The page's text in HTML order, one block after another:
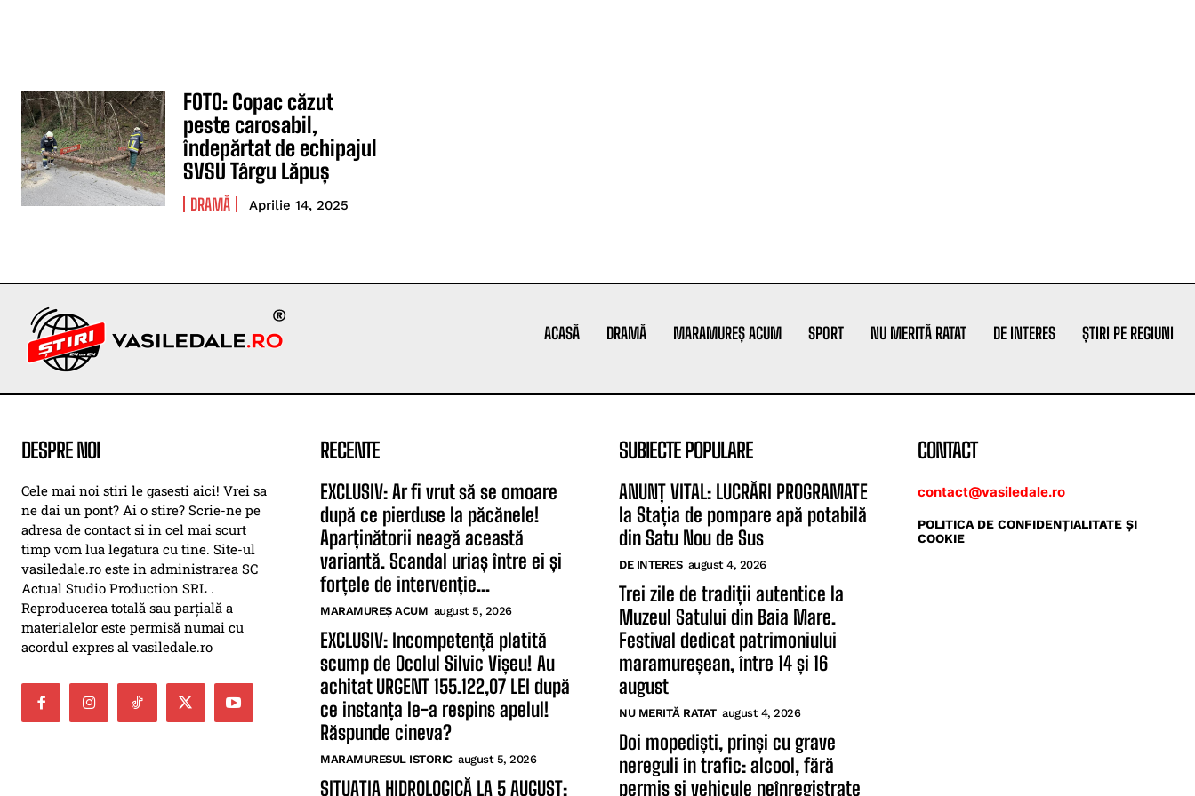
FOTO: Copac căzut
peste carosabil,
îndepărtat de echipajul
SVSU Târgu Lăpuș
DRAMĂ Aprilie 14, 2025
ACASĂ DRAMĂ MARAMUREȘ ACUM SPORT NU MERITĂ RATAT DE INTERES ȘTIRI PE REGIUNI
DESPRE NOI
Cele mai noi stiri le gasesti aici! Vrei sa
ne dai un pont? Ai o stire? Scrie-ne pe
adresa de contact si in cel mai scurt
timp vom lua legatura cu tine. Site-ul
vasiledale.ro este in administrarea SC
Actual Studio Production SRL .
Reproducerea totală sau parțială a
materialelor este permisă numai cu
acordul expres al vasiledale.ro
RECENTE
EXCLUSIV: Ar fi vrut să se omoare
după ce pierduse la păcănele!
Aparținătorii neagă această
variantă. Scandal uriaș între ei și
forțele de intervenție...
MARAMUREȘ ACUM august 5, 2026
EXCLUSIV: Incompetență platită
scump de Ocolul Silvic Vișeu! Au
achitat URGENT 155.122,07 LEI după
ce instanța le-a respins apelul!
Răspunde cineva?
MARAMURESUL ISTORIC august 5, 2026
SITUAȚIA HIDROLOGICĂ LA 5 AUGUST:
SUBIECTE POPULARE
ANUNȚ VITAL: LUCRĂRI PROGRAMATE
la Stația de pompare apă potabilă
din Satu Nou de Sus
DE INTERES august 4, 2026
Trei zile de tradiții autentice la
Muzeul Satului din Baia Mare.
Festival dedicat patrimoniului
maramureșean, între 14 și 16
august
NU MERITĂ RATAT august 4, 2026
Doi mopediști, prinși cu grave
nereguli în trafic: alcool, fără
permis și vehicule neînregistrate
CONTACT
contact@vasiledale.ro
POLITICA DE CONFIDENŢIALITATE ŞI
COOKIE